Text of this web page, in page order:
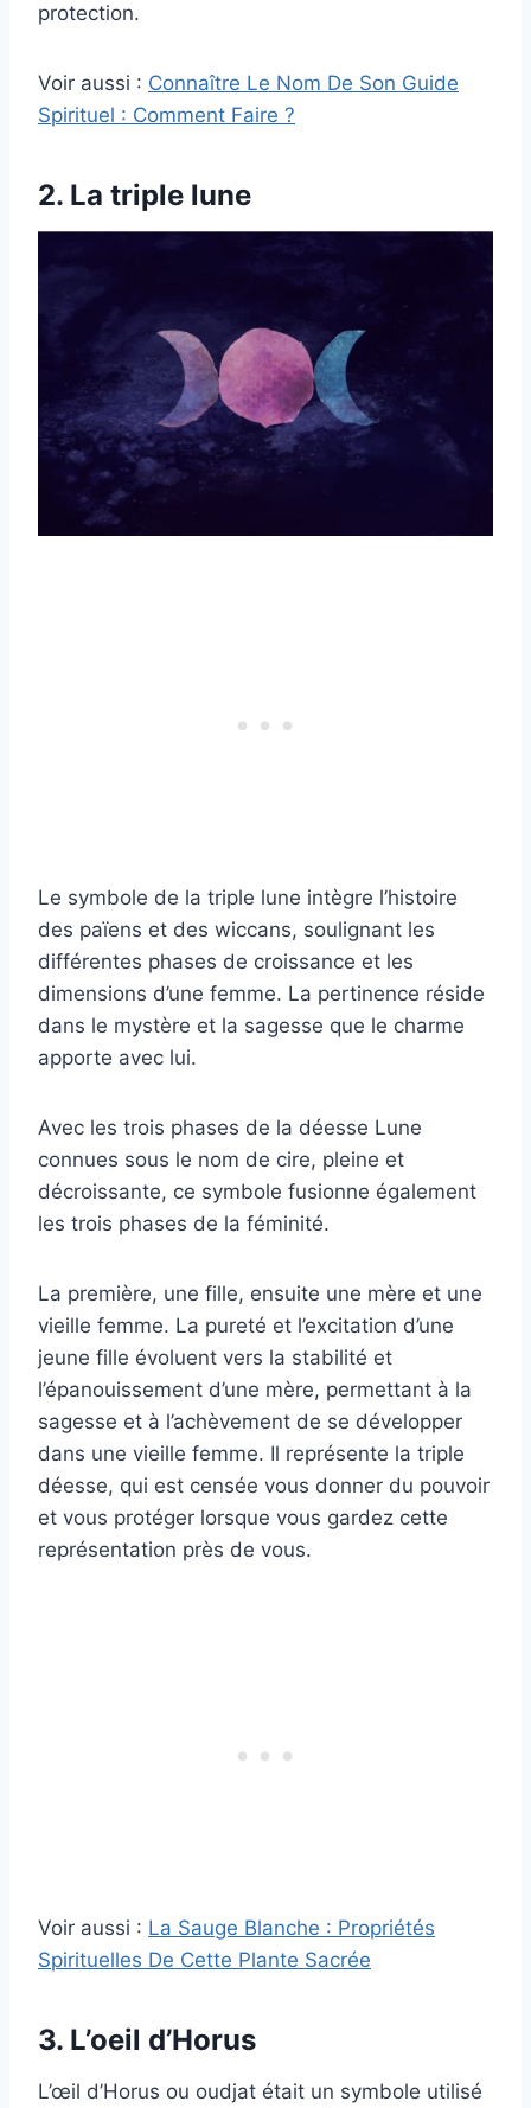
protection.
Voir aussi : Connaître Le Nom De Son Guide
Spirituel : Comment Faire ?
2. La triple lune
Le symbole de la triple lune intègre l’histoire
des païens et des wiccans, soulignant les
différentes phases de croissance et les
dimensions d’une femme. La pertinence réside
dans le mystère et la sagesse que le charme
apporte avec lui.
Avec les trois phases de la déesse Lune
connues sous le nom de cire, pleine et
décroissante, ce symbole fusionne également
les trois phases de la féminité.
La première, une fille, ensuite une mère et une
vieille femme. La pureté et l’excitation d’une
jeune fille évoluent vers la stabilité et
l’épanouissement d’une mère, permettant à la
sagesse et à l’achèvement de se développer
dans une vieille femme. Il représente la triple
déesse, qui est censée vous donner du pouvoir
et vous protéger lorsque vous gardez cette
représentation près de vous.
Voir aussi : La Sauge Blanche : Propriétés
Spirituelles De Cette Plante Sacrée
3. L’oeil d’Horus
L’œil d’Horus ou oudjat était un symbole utilisé